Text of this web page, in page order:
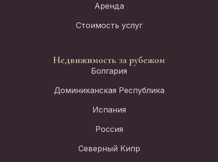
Аренда
Стоимость услуг
Недвижимость за рубежом
Болгария
Доминиканская Республика
Испания
Россия
Северный Кипр